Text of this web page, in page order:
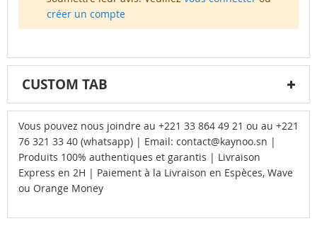
créer un compte
CUSTOM TAB
Vous pouvez nous joindre au +221 33 864 49 21 ou au +221
76 321 33 40 (whatsapp) | Email: contact@kaynoo.sn |
Produits 100% authentiques et garantis | Livraison
Express en 2H | Paiement à la Livraison en Espèces, Wave
ou Orange Money